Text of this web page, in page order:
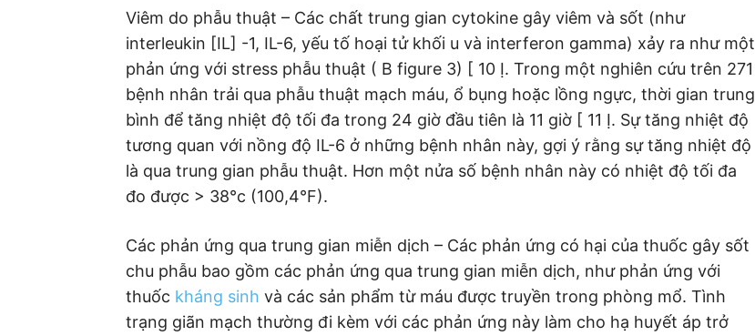
Viêm do phẫu thuật – Các chất trung gian cytokine gây viêm và sốt (như
interleukin [IL] -1, IL-6, yếu tố hoại tử khối u và interferon gamma) xảy ra như một
phản ứng với stress phẫu thuật ( B figure 3) [ 10 Ị. Trong một nghiên cứu trên 271
bệnh nhân trải qua phẫu thuật mạch máu, ổ bụng hoặc lồng ngực, thời gian trung
bình để tăng nhiệt độ tối đa trong 24 giờ đầu tiên là 11 giờ [ 11 Ị. Sự tăng nhiệt độ
tương quan với nồng độ IL-6 ở những bệnh nhân này, gợi ý rằng sự tăng nhiệt độ
là qua trung gian phẫu thuật. Hơn một nửa số bệnh nhân này có nhiệt độ tối đa
đo được > 38°c (100,4°F).
Các phản ứng qua trung gian miễn dịch – Các phản ứng có hại của thuốc gây sốt
chu phẫu bao gồm các phản ứng qua trung gian miễn dịch, như phản ứng với
thuốc kháng sinh và các sản phẩm từ máu được truyền trong phòng mổ. Tình
trạng giãn mạch thường đi kèm với các phản ứng này làm cho hạ huyết áp trở